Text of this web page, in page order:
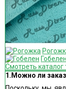
Гобелен
Смотреть каталог
1.Можно ли